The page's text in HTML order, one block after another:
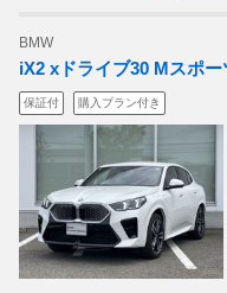
BMW
iX2 xドライブ30 Mスポ
保証付 購入プラン付き